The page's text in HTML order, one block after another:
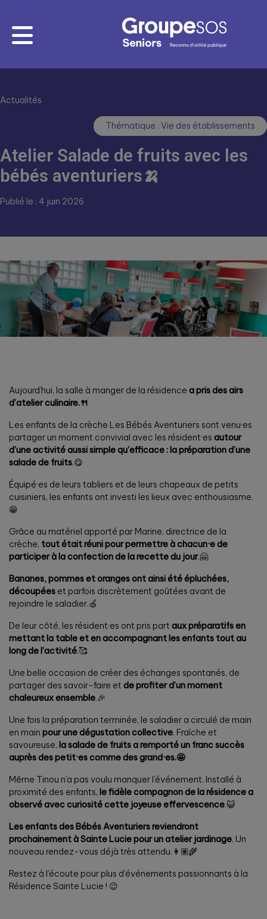
Actualités
Thématique : Vie des établissements
Atelier Salade de fruits avec les
bébés aventuriers🍌
Publié le : 4 juin 2026
Aujourd’hui, la salle à manger de la résidence a pris des airs
d’atelier culinaire.🍴
Les enfants de la crèche Les Bébés Aventuriers sont venu·es
partager un moment convivial avec les résident·es autour
d’une activité aussi simple qu’efficace : la préparation d’une
salade de fruits.😋
Équipé·es de leurs tabliers et de leurs chapeaux de petits
cuisiniers, les enfants ont investi les lieux avec enthousiasme.
😁
Grâce au matériel apporté par Marine, directrice de la
crèche, tout était réuni pour permettre à chacun·e de
participer à la confection de la recette du jour.🤗
Bananes, pommes et oranges ont ainsi été épluchées,
découpées et parfois discrètement goûtées avant de
rejoindre le saladier.🍏
De leur côté, les résident·es ont pris part aux préparatifs en
mettant la table et en accompagnant les enfants tout au
long de l’activité.🥰
Une belle occasion de créer des échanges spontanés, de
partager des savoir-faire et de profiter d’un moment
chaleureux ensemble.🎉
Une fois la préparation terminée, le saladier a circulé de main
en main pour une dégustation collective. Fraîche et
savoureuse, la salade de fruits a remporté un franc succès
auprès des petit·es comme des grand·es.🤩
Même Tinou n’a pas voulu manquer l’événement. Installé à
proximité des enfants, le fidèle compagnon de la résidence a
observé avec curiosité cette joyeuse effervescence.😺
Les enfants des Bébés Aventuriers reviendront
prochainement à Sainte Lucie pour un atelier jardinage. Un
nouveau rendez-vous déjà très attendu.👩🏽‍🌾
Restez à l’écoute pour plus d’événements passionnants à la
Résidence Sainte Lucie ! 😉